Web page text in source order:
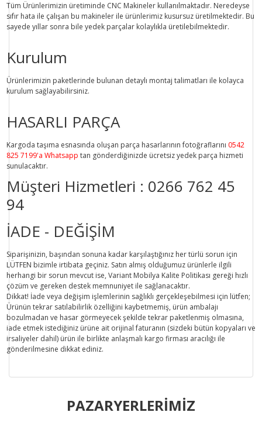
Tüm Ürünlerimizin üretiminde CNC Makineler kullanılmaktadır. Neredeyse
sıfır hata ile çalışan bu makineler ile ürünlerimiz kusursuz üretilmektedir. Bu
sayede yıllar sonra bile yedek parçalar kolaylıkla üretilebilmektedir.
Kurulum
Ürünlerimizin paketlerinde bulunan detaylı montaj talimatları ile kolayca
kurulum sağlayabilirsiniz.
HASARLI PARÇA
Kargoda taşıma esnasında oluşan parça hasarlarının fotoğraflarını 0542
825 7199'a Whatsapp tan gönderdiğinizde ücretsiz yedek parça hizmeti
sunulacaktır.
Müşteri Hizmetleri : 0266 762 45
94
İADE - DEĞİŞİM
Siparişinizin, başından sonuna kadar karşılaştığınız her türlü sorun için
LÜTFEN bizimle irtibata geçiniz. Satın almış olduğumuz ürünlerle ilgili
herhangi bir sorun mevcut ise, Variant Mobilya Kalite Politikası gereği hızlı
çözüm ve gereken destek memnuniyet ile sağlanacaktır.
Dikkat! İade veya değişim işlemlerinin sağlıklı gerçekleşebilmesi için lütfen;
Ürünün tekrar satılabilirlik özelliğini kaybetmemiş, ürün ambalajı
bozulmadan ve hasar görmeyecek şekilde tekrar paketlenmiş olmasına,
iade etmek istediğiniz ürüne ait orijinal faturanın (sizdeki bütün kopyaları ve
irsaliyeler dahil) ürün ile birlikte anlaşmalı kargo firması aracılığı ile
gönderilmesine dikkat ediniz.
Bu ürüne ilk yorumu siz yapın!
konularda yetersiz gördüğünüz noktaları öneri formunu
kullanarak tarafımıza iletebilirsiniz.
PAZARYERLERİMİZ